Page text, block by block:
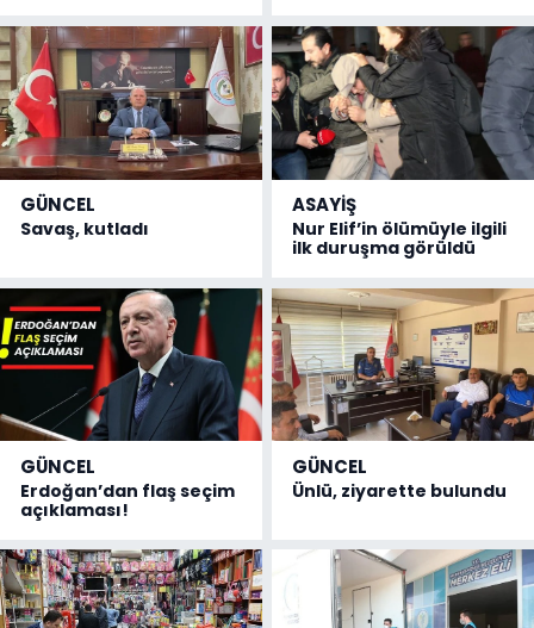
GÜNCEL
Savaş, kutladı
ASAYİŞ
Nur Elif’in ölümüyle ilgili
ilk duruşma görüldü
GÜNCEL
Erdoğan’dan flaş seçim
açıklaması!
GÜNCEL
Ünlü, ziyarette bulundu